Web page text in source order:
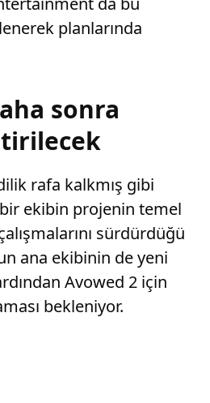
planlarında
sonra
rafa kalkmış gibi
ekibin projenin temel
sürdürdüğü
ana ekibinin de yeni
Avowed 2 için
bekleniyor.